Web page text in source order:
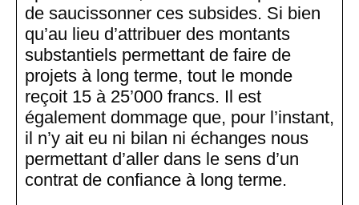
de saucissonner ces subsides. Si bien
qu’au lieu d’attribuer des montants
substantiels permettant de faire de
projets à long terme, tout le monde
reçoit 15 à 25’000 francs. Il est
également dommage que, pour l’instant,
il n’y ait eu ni bilan ni échanges nous
permettant d’aller dans le sens d’un
contrat de confiance à long terme.